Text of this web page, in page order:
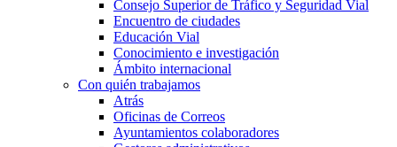
Consejo Superior de Tráfico y Seguridad Vial
Encuentro de ciudades
Educación Vial
Conocimiento e investigación
Ámbito internacional
Con quién trabajamos
Atrás
Oficinas de Correos
Ayuntamientos colaboradores